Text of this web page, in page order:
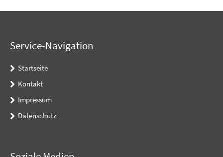
Service-Navigation
Startseite
Kontakt
Impressum
Datenschutz